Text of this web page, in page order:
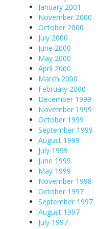
January 2001
November 2000
October 2000
July 2000
June 2000
May 2000
April 2000
March 2000
February 2000
December 1999
November 1999
October 1999
September 1999
August 1999
July 1999
June 1999
May 1999
November 1998
October 1997
September 1997
August 1997
July 1997